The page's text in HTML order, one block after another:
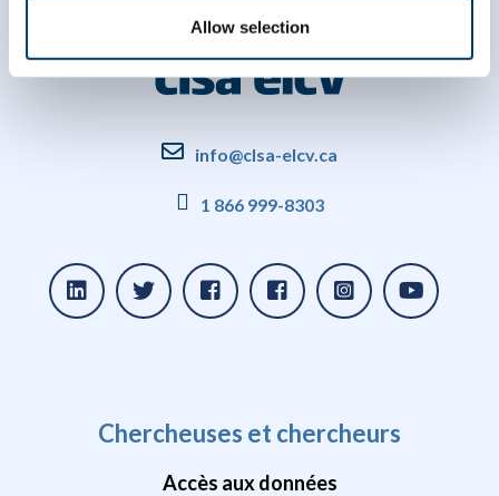
Allow selection
info@clsa-elcv.ca
1 866 999-8303
Chercheuses et chercheurs
Accès aux données